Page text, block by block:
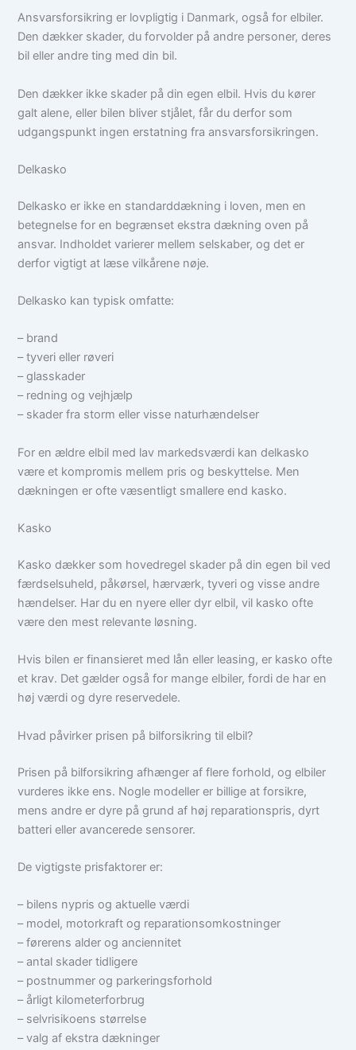
Ansvarsforsikring er lovpligtig i Danmark, også for elbiler.
Den dækker skader, du forvolder på andre personer, deres
bil eller andre ting med din bil.
Den dækker ikke skader på din egen elbil. Hvis du kører
galt alene, eller bilen bliver stjålet, får du derfor som
udgangspunkt ingen erstatning fra ansvarsforsikringen.
Delkasko
Delkasko er ikke en standarddækning i loven, men en
betegnelse for en begrænset ekstra dækning oven på
ansvar. Indholdet varierer mellem selskaber, og det er
derfor vigtigt at læse vilkårene nøje.
Delkasko kan typisk omfatte:
– brand
– tyveri eller røveri
– glasskader
– redning og vejhjælp
– skader fra storm eller visse naturhændelser
For en ældre elbil med lav markedsværdi kan delkasko
være et kompromis mellem pris og beskyttelse. Men
dækningen er ofte væsentligt smallere end kasko.
Kasko
Kasko dækker som hovedregel skader på din egen bil ved
færdselsuheld, påkørsel, hærværk, tyveri og visse andre
hændelser. Har du en nyere eller dyr elbil, vil kasko ofte
være den mest relevante løsning.
Hvis bilen er finansieret med lån eller leasing, er kasko ofte
et krav. Det gælder også for mange elbiler, fordi de har en
høj værdi og dyre reservedele.
Hvad påvirker prisen på bilforsikring til elbil?
Prisen på bilforsikring afhænger af flere forhold, og elbiler
vurderes ikke ens. Nogle modeller er billige at forsikre,
mens andre er dyre på grund af høj reparationspris, dyrt
batteri eller avancerede sensorer.
De vigtigste prisfaktorer er:
– bilens nypris og aktuelle værdi
– model, motorkraft og reparationsomkostninger
– førerens alder og anciennitet
– antal skader tidligere
– postnummer og parkeringsforhold
– årligt kilometerforbrug
– selvrisikoens størrelse
– valg af ekstra dækninger